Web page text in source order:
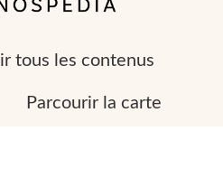
tous les contenus
Parcourir la carte